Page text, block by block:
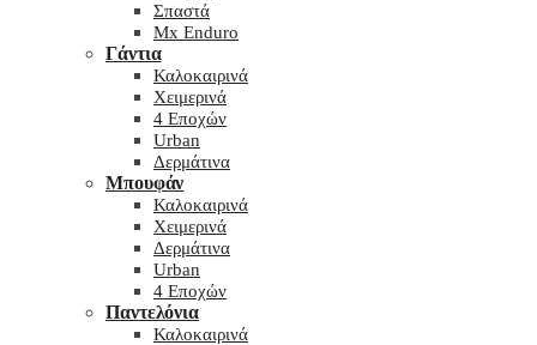
Σπαστά
Mx Enduro
Γάντια
Καλοκαιρινά
Χειμερινά
4 Εποχών
Urban
Δερμάτινα
Μπουφάν
Καλοκαιρινά
Χειμερινά
Δερμάτινα
Urban
4 Εποχών
Παντελόνια
Καλοκαιρινά